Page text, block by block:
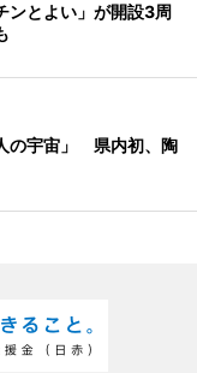
ンとよい」が開設3周
の宇宙」 県内初、陶